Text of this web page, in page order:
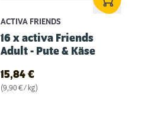
ACTIVA FRIENDS
16 x activa Friends
Adult - Pute & Käse
15,84 €
(9,90 € / kg)